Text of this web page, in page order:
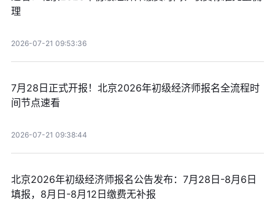
理
2026-07-21 09:53:36
7月28日正式开报！北京2026年初级经济师报名全流程时
间节点速看
2026-07-21 09:38:44
北京2026年初级经济师报名公告发布：7月28日-8月6日
填报，8月日-8月12日缴费无补报